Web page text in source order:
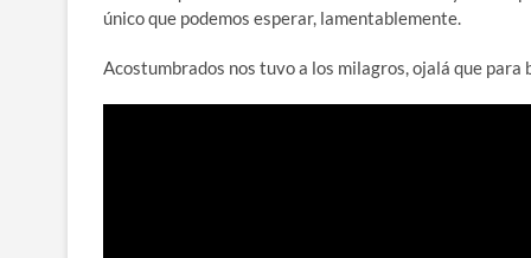
único que podemos esperar, lamentablemente.
Acostumbrados nos tuvo a los milagros, ojalá que para